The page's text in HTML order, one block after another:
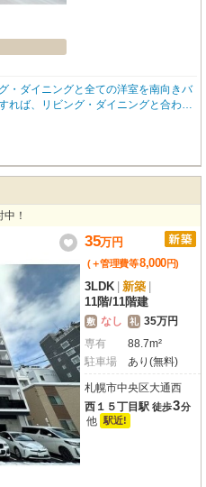
・ダイニングと全ての洋室を南向きバ
れば、リビング・ダイニングと合わせ
が楽しめる対面キッチンは、リビン
動線を利用。地上48階建て・高
札幌の中枢にそびえ立つ「ONE札幌
の象徴となる新ランドマークとして2
い地下道が延長され、新たに地下鉄
っぽろ」駅・JR札幌駅をはじめ百
にゴミステーションを設置。24時間
きるスペースが自由に利用できます。
！
35万円
(＋管理費等8,000円)
3LDK 新築
11階/11階建
敷 なし 礼 35万円
専有
88.7m²
駐車場
あり(無料)
札幌市中央区大通西
西１５丁目駅 徒歩3分
他 駅近!